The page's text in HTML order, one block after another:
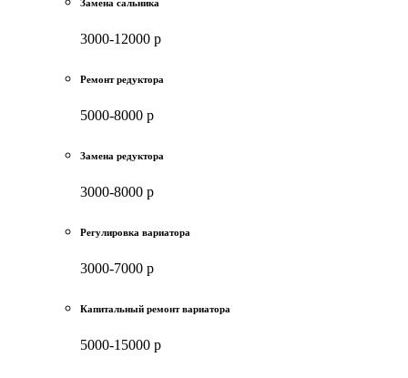
Замена сальника
3000-12000 р
Ремонт редуктора
5000-8000 р
Замена редуктора
3000-8000 р
Регулировка вариатора
3000-7000 р
Капитальный ремонт вариатора
5000-15000 р